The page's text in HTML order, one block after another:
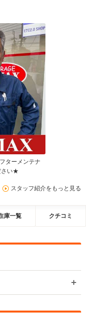
ターメンテナ
さい★
スタッフ紹介をもっと見る
庫一覧 クチコミ